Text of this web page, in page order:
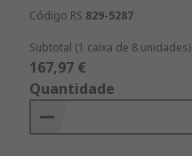
Código RS 829-5287
Subtotal (1 caixa de 8 unidades)
167,97 €
Quantidade